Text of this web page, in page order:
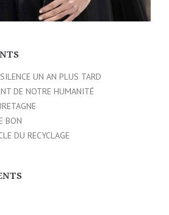
UN AN PLUS TARD
DE NOTRE HUMANITÉ
BON
DU RECYCLAGE